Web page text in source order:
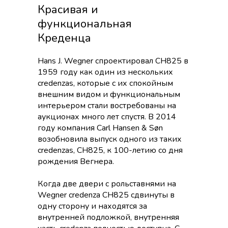
Красивая и
функциональная
Креденца
Hans J. Wegner спроектировал CH825 в
1959 году как один из нескольких
credenzas, которые с их спокойным
внешним видом и функциональным
интерьером стали востребованы на
аукционах много лет спустя. В 2014
году компания Carl Hansen & Søn
возобновила выпуск одного из таких
credenzas, CH825, к 100-летию со дня
рождения Вегнера.
Когда две двери с рольставнями на
Wegner credenza CH825 сдвинуты в
одну сторону и находятся за
внутренней подложкой, внутренняя